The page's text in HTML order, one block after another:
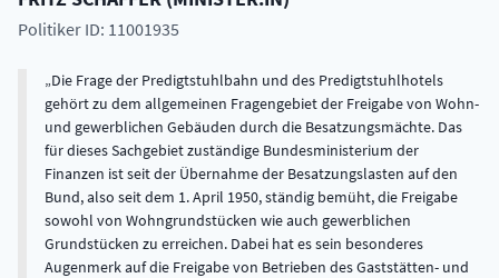
Politiker ID: 11001935
Die Frage der Predigtstuhlbahn und des Predigtstuhlhotels
gehört zu dem allgemeinen Fragengebiet der Freigabe von Wohn-
und gewerblichen Gebäuden durch die Besatzungsmächte. Das
für dieses Sachgebiet zuständige Bundesministerium der
Finanzen ist seit der Übernahme der Besatzungslasten auf den
Bund, also seit dem 1. April 1950, ständig bemüht, die Freigabe
sowohl von Wohngrundstücken wie auch gewerblichen
Grundstücken zu erreichen. Dabei hat es sein besonderes
Augenmerk auf die Freigabe von Betrieben des Gaststätten- und